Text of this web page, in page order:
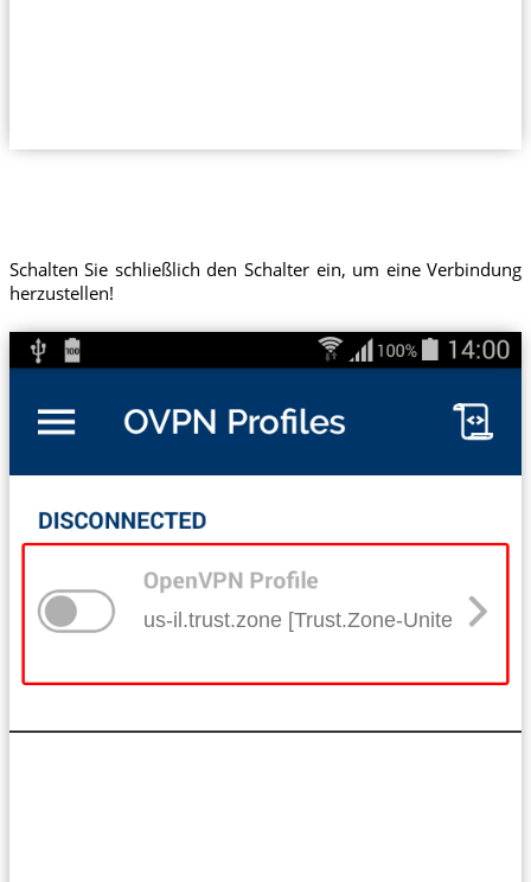
Schalten Sie schließlich den Schalter ein, um eine Verbindung
herzustellen!
us-il.trust.zone [Trust.Zone-United-